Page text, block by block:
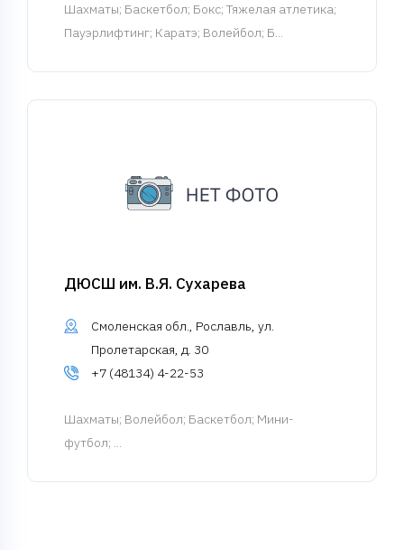
Шахматы; Баскетбол; Бокс; Тяжелая атлетика;
Пауэрлифтинг; Каратэ; Волейбол; Б...
ДЮСШ им. В.Я. Сухарева
Смоленская обл., Рославль, ул.
Пролетарская, д. 30
+7 (48134) 4-22-53
Шахматы; Волейбол; Баскетбол; Мини-
футбол; ...